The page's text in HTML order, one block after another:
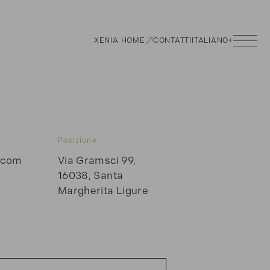
XENIA HOME CONTATTI ITALIANO+
Posizione
Via Gramsci 99,
16038, Santa
Margherita Ligure